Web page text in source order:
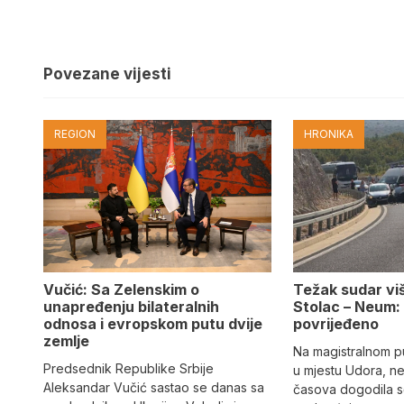
Povezane vijesti
REGION
Vučić: Sa Zelenskim o
unapređenju bilateralnih
odnosa i evropskom putu dvije
zemlje
Predsednik Republike Srbije
Aleksandar Vučić sastao se danas sa
HRONIKA
Težak sudar
Stolac –
povrijeđeno
Na magistralnom
u mjestu Udora,
časova dogodila